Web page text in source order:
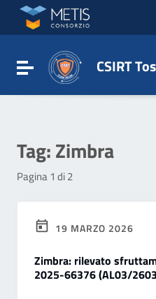
Vai ai contenuti
Vai al menu di navigazione
Vai al footer
Attiva / disattiva laCSIRT
Tag:Zimbra
Pagina 1 di 2
19 MARZO 2026
Zimbra: rilevato
2025-66376 (AL03/